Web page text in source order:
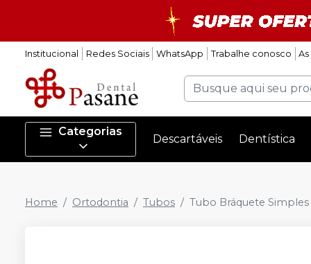
Institucional Redes Sociais WhatsApp Trabalhe conosco
Categorias
Descartáveis Dentística
Home Ortodontia Tubos Tubo Bráquete